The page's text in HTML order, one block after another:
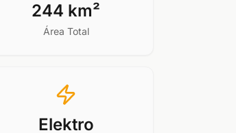
244 km²
Área Total
Elektro